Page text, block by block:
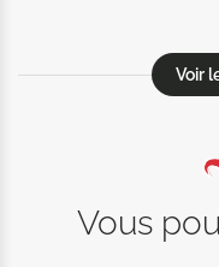
Voir
Vous